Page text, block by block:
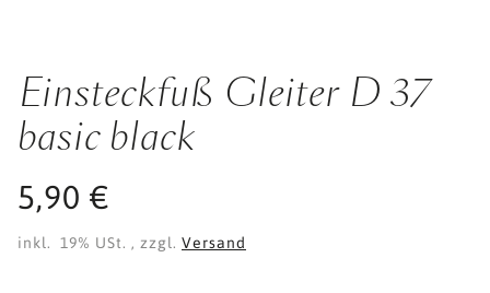
Einsteckfuß Gleiter D 37
basic black
5,90 €
inkl. 19% USt. , zzgl. Versand